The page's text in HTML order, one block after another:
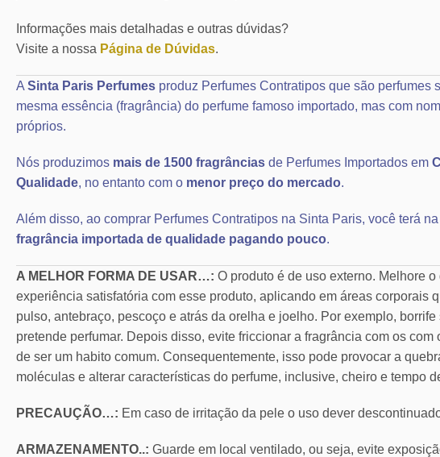
Informações mais detalhadas e outras dúvidas?
Visite a nossa Página de Dúvidas.
A Sinta Paris Perfumes produz Perfumes Contratipos que são perfumes
mesma essência (fragrância) do perfume famoso importado, mas com
próprios.
Nós produzimos mais de 1500 fragrâncias de Perfumes Importados em
Qualidade, no entanto com o menor preço do mercado.
Além disso, ao comprar Perfumes Contratipos na Sinta Paris, você terá
fragrância importada de qualidade pagando pouco.
A MELHOR FORMA DE USAR…: O produto é de uso externo. Melhore
experiência satisfatória com esse produto, aplicando em áreas corporais
pulso, antebraço, pescoço e atrás da orelha e joelho. Por exemplo,
pretende perfumar. Depois disso, evite friccionar a fragrância com os com
de ser um habito comum. Consequentemente, isso pode provocar a
moléculas e alterar características do perfume, inclusive, cheiro e tempo
PRECAUÇÃO…: Em caso de irritação da pele o uso dever
ARMAZENAMENTO..: Guarde em local ventilado, ou seja, evite